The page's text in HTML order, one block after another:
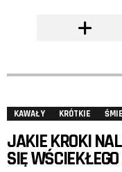
KAWAŁY KRÓTKIE
JAKIE KROKI
SIĘ